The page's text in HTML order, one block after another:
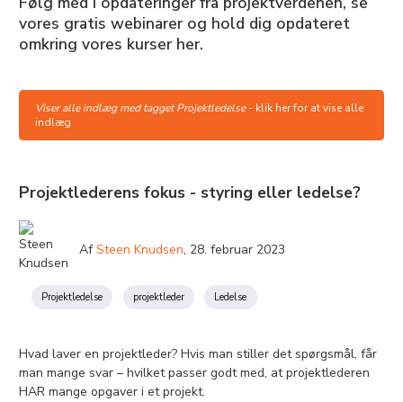
vores gratis webinarer og hold dig opdateret
omkring vores kurser her.
Viser alle indlæg med tagget Projektledelse- klik her for at vise alle
indlæg
Projektlederens fokus - styring eller ledelse?
AfSteen Knudsen, 28. februar 2023
Projektledelse projektleder Ledelse
Hvad laver en projektleder? Hvis man stiller det spørgsmål, får
man mange svar – hvilket passer godt med, at projektlederen
HAR mange opgaver i et projekt.